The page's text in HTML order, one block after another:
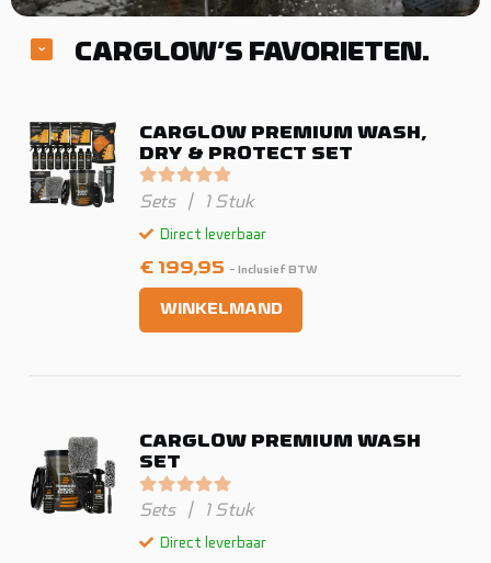
CARGLOW’S FAVORIETEN.
CARGLOW PREMIUM WASH,
DRY & PROTECT SET
Gewaardeerd
Sets | 1 Stuk
Direct leverbaar
€ 199,95 - Inclusief BTW
WINKELMAND
CARGLOW PREMIUM WASH
SET
Gewaardeerd
Sets | 1 Stuk
Direct leverbaar